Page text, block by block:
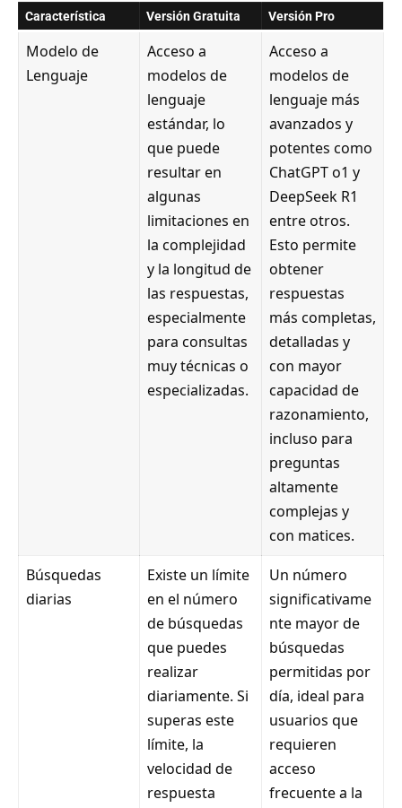
Característica Versión Gratuita Versión Pro
Modelo de
Lenguaje
Acceso a
modelos de
lenguaje
estándar, lo
que puede
resultar en
algunas
limitaciones en
la complejidad
y la longitud de
las respuestas,
especialmente
para consultas
muy técnicas o
especializadas.
Acceso a
modelos de
lenguaje más
avanzados y
potentes como
ChatGPT o1 y
DeepSeek R1
entre otros.
Esto permite
obtener
respuestas
más completas,
detalladas y
con mayor
capacidad de
razonamiento,
incluso para
preguntas
altamente
complejas y
con matices.
Búsquedas
diarias
Existe un límite
en el número
de búsquedas
que puedes
realizar
diariamente. Si
superas este
límite, la
velocidad de
respuesta
Un número
significativame
nte mayor de
búsquedas
permitidas por
día, ideal para
usuarios que
requieren
acceso
frecuente a la